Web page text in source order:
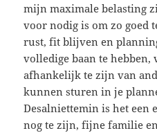
mijn maximale belasting
voor nodig is om zo goed
rust, fit blijven en
volledige baan te hebben,
afhankelijk te zijn van
kunnen sturen in je
Desalniettemin is het een
nog te zijn, fijne familie